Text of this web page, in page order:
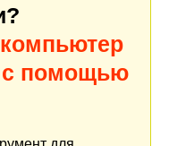
с помощью